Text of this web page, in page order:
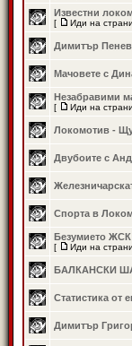
Известни
[ Иди на
Димитър Пенев
Мачовете с
Незабравими
[ Иди на
Локомотив -
Двубоите с
Спорта в
Безумието
[ Иди на
БАЛКАНСКИ
Статистика от
Димитър